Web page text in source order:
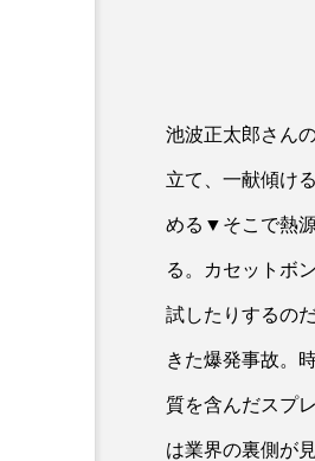
池波正太郎さん
立て、一献傾け
める▼そこで熱
る。カセットボ
試したりするの
きた爆発事故。
質を含んだスプ
は業界の裏側が